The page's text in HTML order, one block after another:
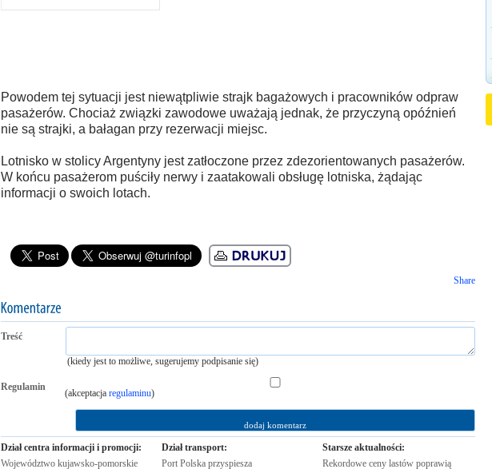
Powodem tej sytuacji jest niewątpliwie strajk bagażowych i pracowników odpraw
pasażerów. Chociaż związki zawodowe uważają jednak, że przyczyną opóźnień
nie są strajki, a bałagan przy rezerwacji miejsc.
Lotnisko w stolicy Argentyny jest zatłoczone przez zdezorientowanych pasażerów.
W końcu pasażerom puściły nerwy i zaatakowali obsługę lotniska, żądając
informacji o swoich lotach.
Share
Treść
(kiedy jest to możliwe, sugerujemy podpisanie się)
Regulamin
(akceptacja regulaminu)
Dział centra informacji i promocji:
Województwo kujawsko-pomorskie
Dział transport:
Port Polska przyspiesza
Starsze aktualności:
Rekordowe ceny lastów poprawią